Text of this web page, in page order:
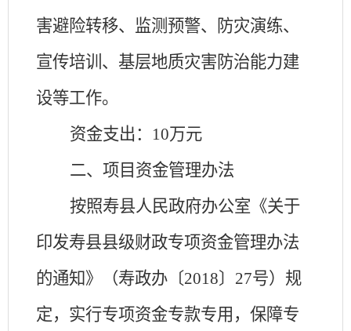
害避险转移、监测预警、防灾演练、
宣传培训、基层地质灾害防治能力建
设等工作。
资金支出： 10万元
二、项目资金管理办法
按照寿县人民政府办公室《关于
印发寿县县级财政专项资金管理办法
的通知》（寿政办〔2018〕27号）规
定，实行专项资金专款专用， 保障专